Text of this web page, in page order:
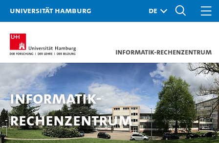
Universität Hamburg
Informatik-Rechenzentrum
Informatik-
Rechenzentrum